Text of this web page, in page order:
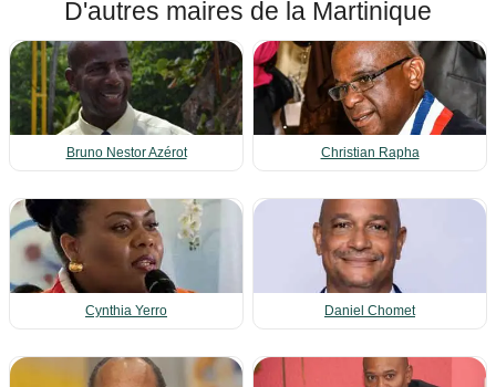
D'autres maires de la Martinique
Bruno Nestor Azérot Christian Rapha
Cynthia Yerro Daniel Chomet